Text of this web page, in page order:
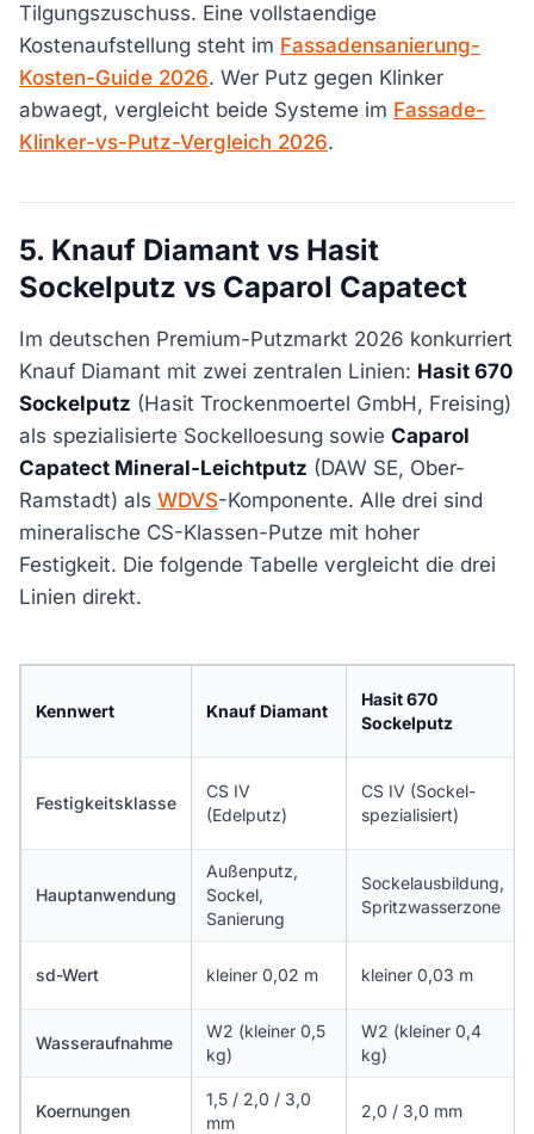
Tilgungszuschuss. Eine vollstaendige
Kostenaufstellung steht im Fassadensanierung-
Kosten-Guide 2026. Wer Putz gegen Klinker
abwaegt, vergleicht beide Systeme im Fassade-
Klinker-vs-Putz-Vergleich 2026.
5. Knauf Diamant vs Hasit
Sockelputz vs Caparol Capatect
Im deutschen Premium-Putzmarkt 2026 konkurriert
Knauf Diamant mit zwei zentralen Linien: Hasit 670
Sockelputz (Hasit Trockenmoertel GmbH, Freising)
als spezialisierte Sockelloesung sowie Caparol
Capatect Mineral-Leichtputz (DAW SE, Ober-
Ramstadt) als WDVS-Komponente. Alle drei sind
mineralische CS-Klassen-Putze mit hoher
Festigkeit. Die folgende Tabelle vergleicht die drei
Linien direkt.
Kennwert Knauf Diamant
Hasit 670
Sockelputz
Festigkeitsklasse
CS IV
(Edelputz)
CS IV (Sockel-
spezialisiert)
Hauptanwendung
Außenputz,
Sockel,
Sanierung
Sockelausbildung,
Spritzwasserzone
sd-Wert kleiner 0,02 m kleiner 0,03 m
Wasseraufnahme
W2 (kleiner 0,5
kg)
W2 (kleiner 0,4
kg)
Koernungen
1,5 / 2,0 / 3,0
mm
2,0 / 3,0 mm